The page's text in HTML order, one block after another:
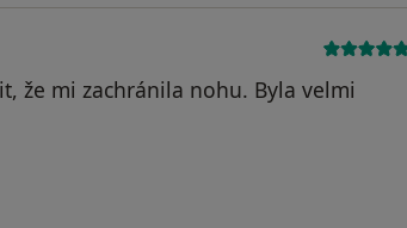
že mi zachránila nohu. Byla velmi